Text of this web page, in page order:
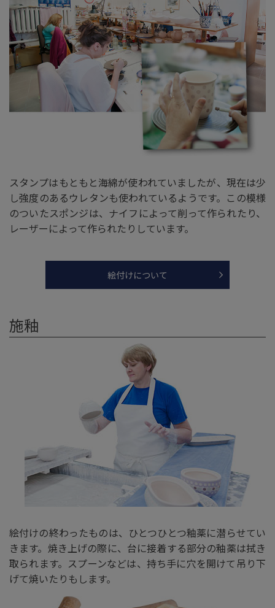
スタンプはもともと海綿が使われていましたが、現在は少
し強度のあるウレタンも使われているようです。この模様
のついたスポンジは、ナイフによって削って作られたり、
レーザーによって作られたりしています。
絵付けについて
施釉
絵付けの終わったものは、ひとつひとつ釉薬に潜らせてい
きます。焼き上げの際に、台に接着する部分の釉薬は拭き
取られます。スプーンなどは、持ち手に穴を開けて吊り下
げて焼いたりもします。